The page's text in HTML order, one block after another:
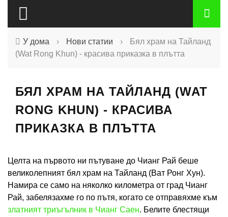
У дома › Нови статии ›
Бял храм на Тайланд
(Wat Rong Khun) - красива приказка в плътта
БЯЛ ХРАМ НА ТАЙЛАНД (WAT
RONG KHUN) - КРАСИВА
ПРИКАЗКА В ПЛЪТТА
Целта на първото ни пътуване до Чианг Рай беше
великолепният бял храм на Тайланд (Ват Ронг Хун).
Намира се само на няколко километра от град Чианг
Рай, забелязахме го по пътя, когато се отправяхме към
златният триъгълник в Чианг Саен. Белите блестящи